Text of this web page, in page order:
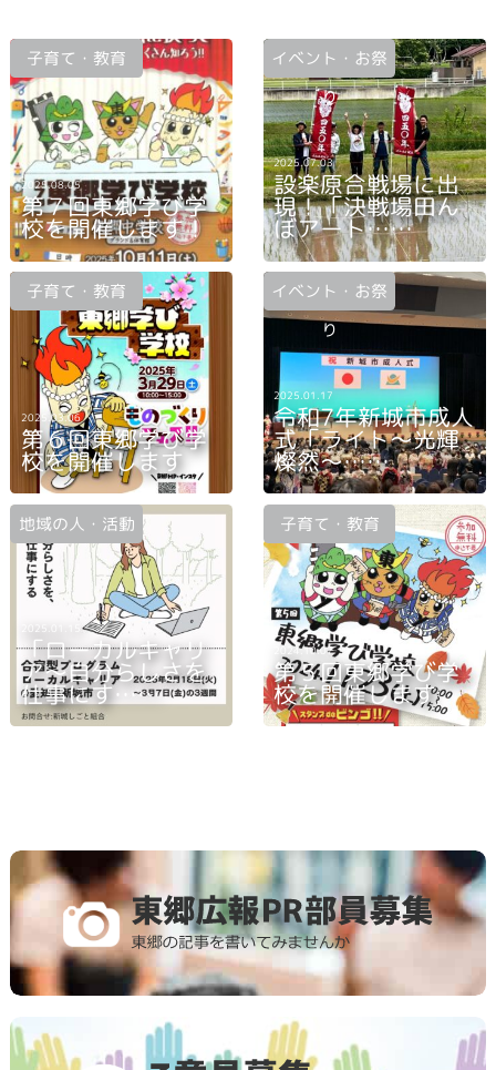
子育て・教育
2025.08.05
第７回東郷学び学
校を開催します！
イベント・お祭
り
2025.07.03
設楽原合戦場に出
現！「決戦場田ん
ぼアート……
子育て・教育
2025.03.06
第６回東郷学び学
校を開催します
イベント・お祭
り
2025.01.17
令和7年新城市成人
式「ライト〜光輝
燦然〜……
地域の人・活動
2025.01.15
「ローカルキャリ
ア～自分らしさを
仕事にす……
子育て・教育
2024.10.07
第５回東郷学び学
校を開催します